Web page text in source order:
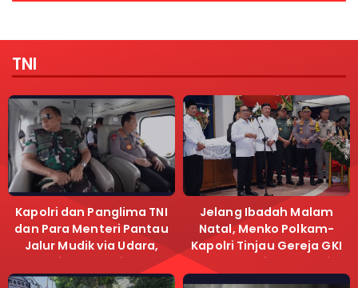
TNI
Kapolri dan Panglima TNI
dan Para Menteri Pantau
Jalur Mudik via Udara,
Pastikan Lalu Lintas
Lancar
Jelang Ibadah Malam
Natal, Menko Polkam-
Kapolri Tinjau Gereja GKI
Samanhudi dan Gereja
Immanuel